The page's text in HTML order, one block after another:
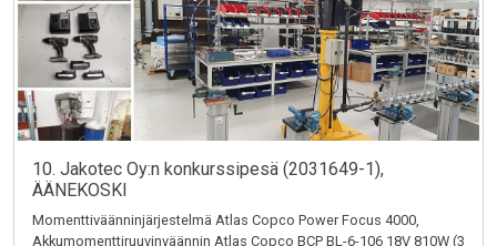
10. Jakotec Oy:n konkurssipesä (2031649-1),
ÄÄNEKOSKI
Momenttiväänninjärjestelmä Atlas Copco Power Focus 4000,
Akkumomenttiruuvinväännin Atlas Copco BCP BL-6-106 18V 810W (3